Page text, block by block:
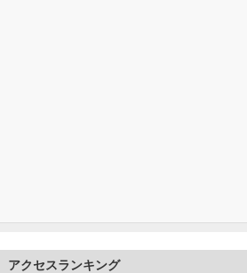
アクセスランキング